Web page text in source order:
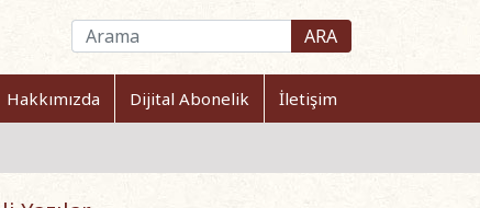
ARA
Hakkımızda Dijital Abonelik İletişim